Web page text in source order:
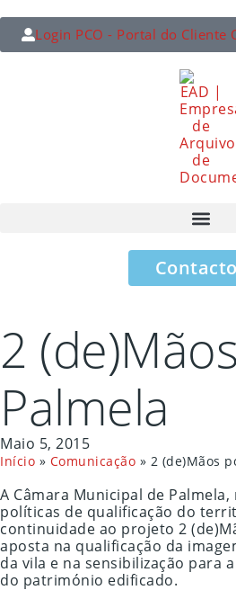
Login PCO - Portal do Cliente
2
Palmela
Maio 5, 2015
Início » Comunicação » 2 (de)Mãos
A Câmara Municipal de
políticas de qualificação do
continuidade ao projeto 2
aposta na qualificação da
da vila e na sensibilização para
do património edificado.